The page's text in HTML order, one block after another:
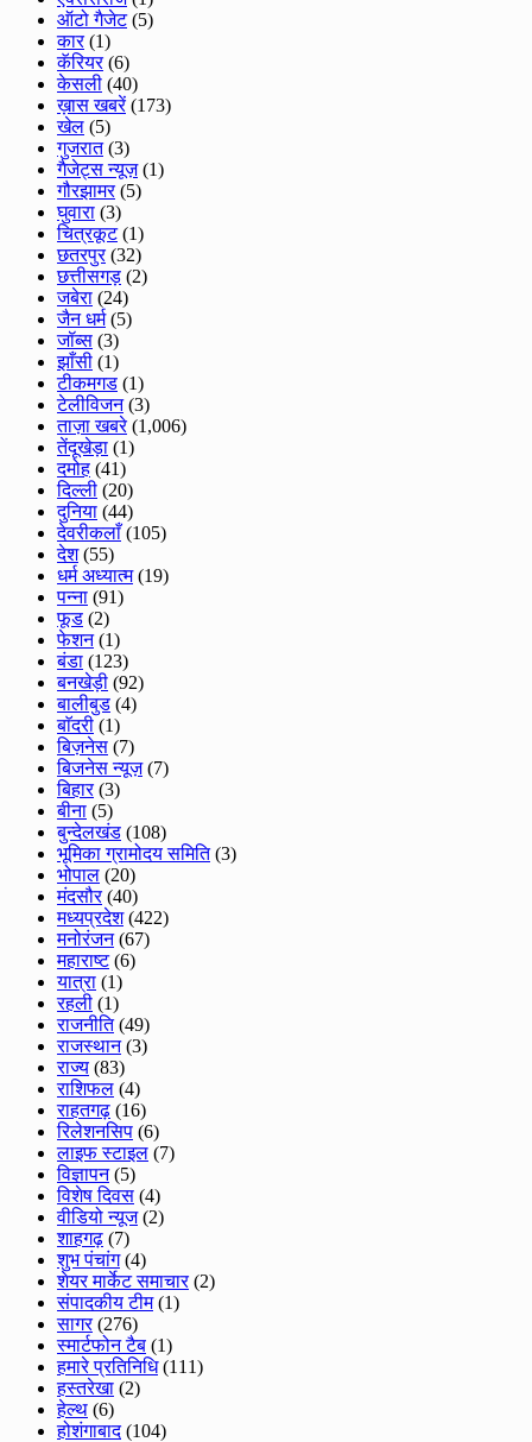
ऑटो गैजेट(5)
कार(1)
कॅरियर(6)
केसली (40)
ख़ास खबरें(173)
खेल (5)
गुजरात(3)
गैजेट्स न्यूज़(1)
गौरझामर(5)
घुवारा (3)
चित्रकूट(1)
छतरपुर(32)
छत्तीसगड़ (2)
जबेरा (24)
जैन धर्म(5)
जॉब्स (3)
झाँसी (1)
टीकमगड (1)
टेलीविजन(3)
ताज़ा खबरे(1,006)
तेंदूखेड़ा (1)
दमोह (41)
दिल्ली (20)
दुनिया (44)
देवरीकलाँ(105)
देश(55)
धर्म अध्यात्म(19)
पन्ना (91)
फूड (2)
फेशन(1)
बंडा (123)
बनखेड़ी (92)
बालीबुड (4)
बाॅदरी (1)
बिज़नेस (7)
बिजनेस न्यूज़(7)
बिहार(3)
बीना (5)
बुन्देलखंड (108)
भूमिका ग्रामोदय समिति(3)
भोपाल (20)
मंदसौर(40)
मध्यप्रदेश(422)
मनोरंजन(67)
महाराष्ट(6)
यात्रा (1)
रहली (1)
राजनीति(49)
राजस्थान(3)
राज्य (83)
राशिफल (4)
राहतगढ़ (16)
रिलेशनसिप (6)
लाइफ स्टाइल (7)
विज्ञापन(5)
विशेष दिवस (4)
वीडियो न्यूज(2)
शाहगढ़ (7)
शुभ पंचांग(4)
शेयर मार्केट समाचार(2)
संपादकीय टीम(1)
सागर(276)
स्मार्टफोन टैब (1)
हमारे प्रतिनिधि(111)
हस्तरेखा (2)
हेल्थ (6)
होशंगाबाद(104)